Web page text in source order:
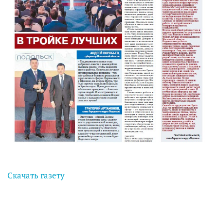
Скачать газету